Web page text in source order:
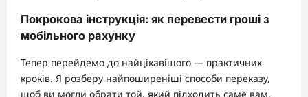
Покрокова інструкція: як перевести гроші з
мобільного рахунку
Тепер перейдемо до найцікавішого — практичних
кроків. Я розберу найпоширеніші способи переказу,
щоб ви могли обрати той, який підходить саме вам.